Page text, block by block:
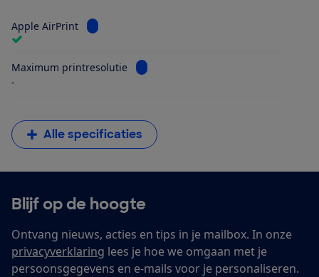
Apple AirPrint Bekijk informatie voor Apple AirPrint
Maximum printresolutie
Bekijk informatie voor Maximum
-
Alle specificaties
Blijf op de hoogte
Ontvang nieuws, acties en tips in je mailbox. In onze
privacyverklaring lees je hoe we omgaan met je
persoonsgegevens en e-mails voor je personaliseren.